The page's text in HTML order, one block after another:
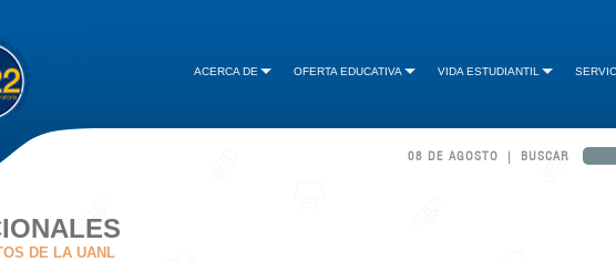
ACERCA DE OFERTA EDUCATIVA VIDA ESTUDIANTIL
08 DE AGOSTO | BUSCAR
DE LA UANL